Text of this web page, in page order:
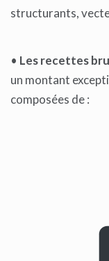
structurants,
• Les recettes
un montant
composées de :